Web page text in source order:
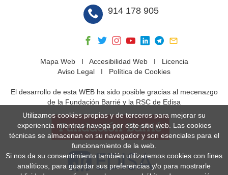
914 178 905
Mapa WebI Accesibilidad WebI Licencia
Aviso Legal I Política de Cookies
El desarrollo de esta WEB ha sido posible gracias al mecenazgo
de la Fundación Barrié y la RSC de Edisa
Utilizamos cookies propias y de terceros para mejorar su
experiencia mientras navega por este sitio web. Las cookies
técnicas se almacenan en su navegador y son esenciales para el
funcionamiento de la web.
Si nos da su consentimiento también utilizaremos cookies con fines
analíticos, para guardar sus preferencias y/o para mostrarle